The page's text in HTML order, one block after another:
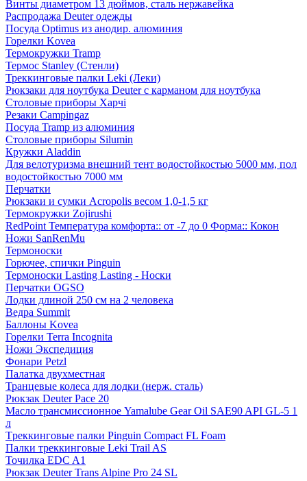
Винты диаметром 13 дюймов, сталь нержавейка
Распродажа Deuter одежды
Посуда Optimus из анодир. алюминия
Горелки Kovea
Термокружки Tramp
Термос Stanley (Стенли)
Треккинговые палки Leki (Леки)
Рюкзаки для ноутбука Deuter с карманом для ноутбука
Столовые приборы Харчі
Резаки Campingaz
Посуда Tramp из алюминия
Столовые приборы Silumin
Кружки Aladdin
Для велотуризма внешний тент водостойкостью 5000 мм, пол
водостойкостью 7000 мм
Перчатки
Рюкзаки и сумки Acropolis весом 1,0-1,5 кг
Термокружки Zojirushi
RedPoint Температура комфорта:: от -7 до 0 Форма:: Кокон
Ножи SanRenMu
Термоноски
Горючее, спички Pinguin
Термоноски Lasting Lasting - Носки
Перчатки OGSO
Лодки длиной 250 см на 2 человека
Ведра Summit
Баллоны Kovea
Горелки Terra Incognita
Ножи Экспедиция
Фонари Petzl
Палатка двухместная
Транцевые колеса для лодки (нерж. сталь)
Рюкзак Deuter Pace 20
Масло трансмиссионное Yamalube Gear Oil SAE90 API GL-5 1
л
Tреккинговые палки Pinguin Compact FL Foam
Палки треккинговые Leki Trail AS
Точилка EDC A1
Рюкзак Deuter Trans Alpine Pro 24 SL